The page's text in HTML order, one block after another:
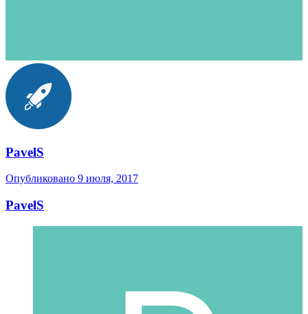
PavelS
Опубликовано 9 июля, 2017
PavelS